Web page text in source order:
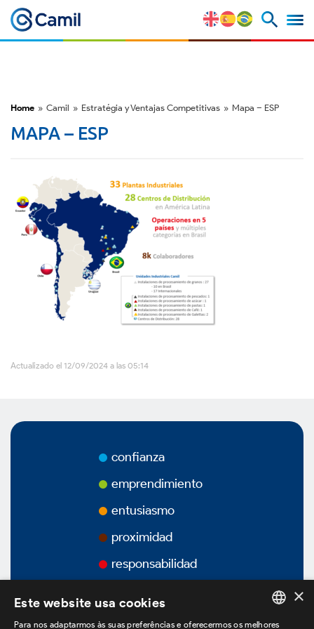
Perfil Corporativo
Estratégia y Ventajas
Competitivas
Factores de Riesgo
M&A y Mercado de Capitales
ESG
Premios
Vision General
Estatuto Social
Estructura Accionaria
Home » Camil » Estratégia y Ventajas Competitivas » Mapa – ESP
MAPA – ESP
Actualizado el 12/09/2024 a las 05:14
confianza
emprendimiento
entusiasmo
proximidad
responsabilidad
×
Este website usa cookies
Para nos adaptarmos às suas preferências e oferecermos os melhores